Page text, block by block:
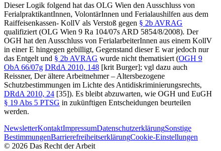
Dieser Logik folgend hat das OLG Wien den Ausschluss von
FerialpraktikantInnen, VolontärInnen und Ferialaushilfen aus dem
Raiffeisenkassen- KollV als Verstoß gegen § 2b AVRAG
qualifiziert (OLG Wien 9 Ra 104/07s ARD 5854/8/2008). Der
OGH hat den Ausschluss von FerialarbeiterInnen aus einem KollV
in einer E hingegen gebilligt, Gegenstand dieser E war jedoch nur
das Entgelt und § 2b AVRAG wurde nicht thematisiert (OGH 9
ObA 66/07g DRdA 2010, 148 [krit Burger]; vgl dazu auch
Reissner, Der ältere Arbeitnehmer – Altersbezogene
Schutzbestimmungen im Lichte des Antidiskriminierungsrechts,
DRdA 2010, 24 [35]). Es bleibt abzuwarten, wie OGH und EuGH
§ 19 Abs 5 PTSG in zukünftigen Entscheidungen beurteilen
werden.
NewsletterKontaktImpressumDatenschutzerklärungSonstige
BestimmungenBarrierefreiheitserklärungCookie-Einstellungen
© 2026 Das Recht der Arbeit